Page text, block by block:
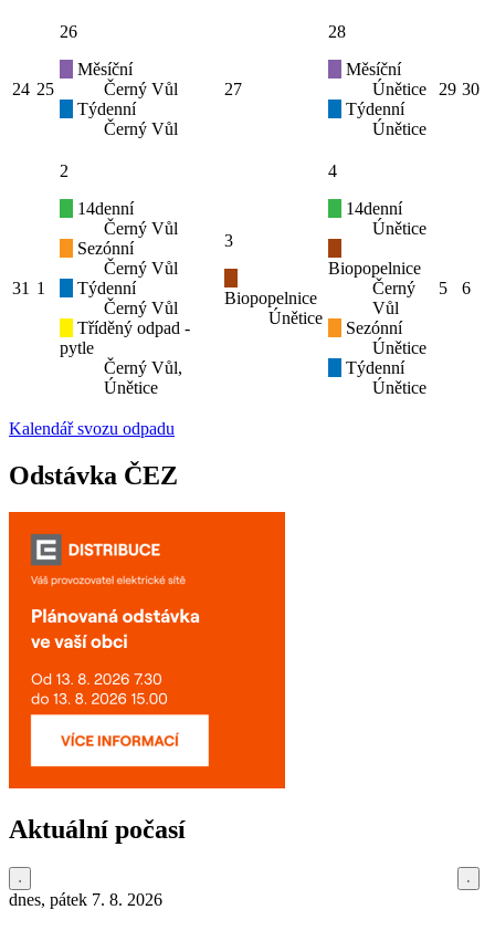
24 25
26
Měsíční
Černý Vůl
Týdenní
Černý Vůl
27
28
Měsíční
Únětice
Týdenní
Únětice
29 30
31 1
2
14denní
Černý Vůl
Sezónní
Černý Vůl
Týdenní
Černý Vůl
Tříděný odpad -
pytle
Černý Vůl,
Únětice
3
Biopopelnice
Únětice
4
14denní
Únětice
Biopopelnice
Černý
Vůl
Sezónní
Únětice
Týdenní
Únětice
5 6
Kalendář svozu odpadu
Odstávka ČEZ
Aktuální počasí
dnes, pátek 7. 8. 2026